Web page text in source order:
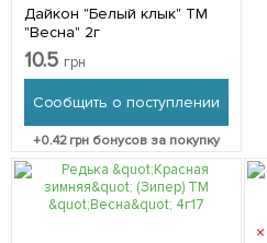
Дайкон "Белый клык" ТМ
"Весна" 2г
10.5 грн
Сообщить о поступлении
+0.42грн бонусов за покупку